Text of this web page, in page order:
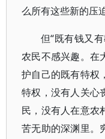
么所有这些新的压
但“既有钱又
农民不感兴趣。在
护自己的既有特权
特权，没有人关心
民，没有人在意农
苦无助的深渊里。